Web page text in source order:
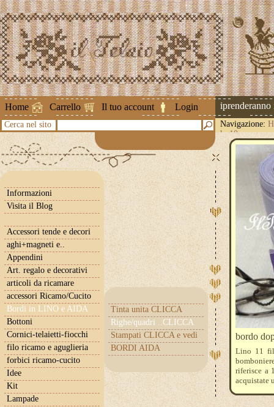
Home Carrello Il tuo account Login
Attenzione ! Le spedizioni riprenderanno il
Cerca nel sito Navigazione:
h. 10 cm.
Informazioni
Visita il Blog
Accessori tende e decori
aghi+magneti e..
Appendini
Art. regalo e decorativi
articoli da ricamare
accessori Ricamo/Cucito
Bordi in LINO e AIDA
Tinta unita CLICCA
Righe/quadri ..CLICCA
Stampati CLICCA e vedi
BORDI AIDA
Bottoni
Cornici-telaietti-fiocchi
filo ricamo e aguglieria
forbici ricamo-cucito
Idee
Kit
Lampade
bordo
Lino 11
riferisce a
acquistate